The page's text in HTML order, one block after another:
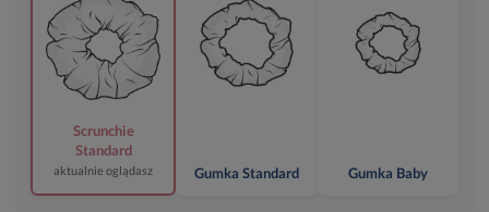
Scrunchie
Standard
aktualnie oglądasz Gumka Standard Gumka Baby